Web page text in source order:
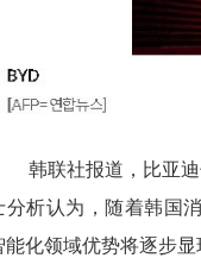
韩联社报道，比亚
分析认为，随着韩国
能化领域优势将逐步